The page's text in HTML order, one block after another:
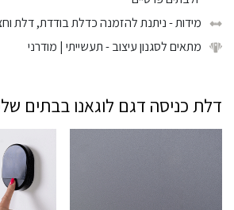
מידות- ניתנת להזמנה כדלת בודדת, דלת
מתאים לסגנון עיצוב- תעשייתי | מודרני
דלת כניסה דגם לוגאנו בבתים